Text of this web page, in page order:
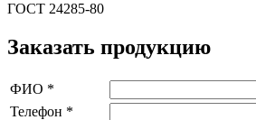
ГОСТ 24285-80
Заказать продукцию
ФИО *
Телефон *